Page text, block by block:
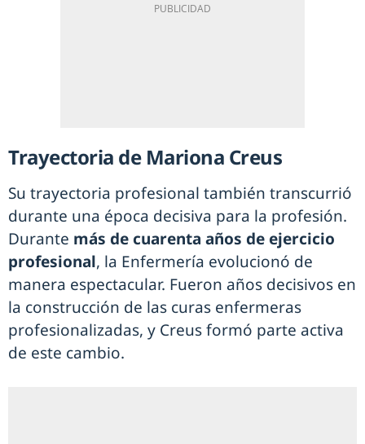
Trayectoria de Mariona Creus
Su trayectoria profesional también transcurrió
durante una época decisiva para la profesión.
Durante más de cuarenta años de ejercicio
profesional, la Enfermería evolucionó de
manera espectacular. Fueron años decisivos en
la construcción de las curas enfermeras
profesionalizadas, y Creus formó parte activa
de este cambio.